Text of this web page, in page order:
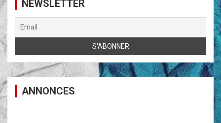
NEWSLETTER
ANNONCES